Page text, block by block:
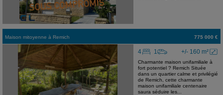
Maison mitoyenne à Remich 775 000 €
+/- 160 m²
4 1
Charmante maison unifamiliale à
fort potentiel ? Remich Située
dans un quartier calme et privilégié
de Remich, cette charmante
maison unifamiliale centenaire
saura séduire les...